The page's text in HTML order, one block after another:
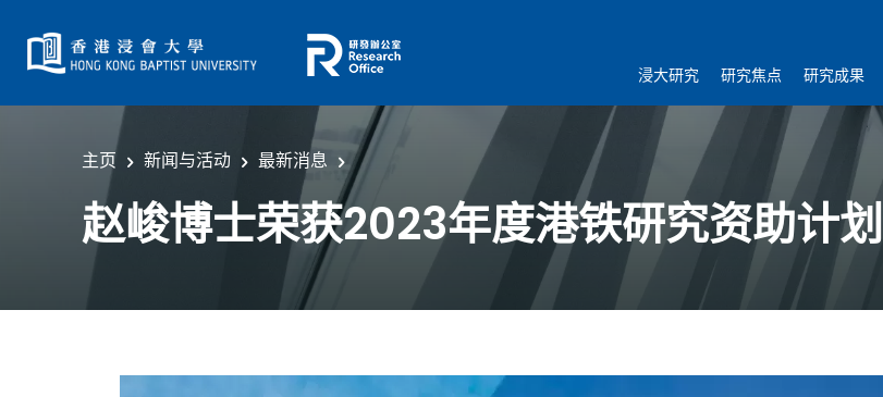
浸大研究 研究焦点 研究成果
主页 新闻与活动 最新消息
赵峻博士荣获2023年度港铁研究资助计划